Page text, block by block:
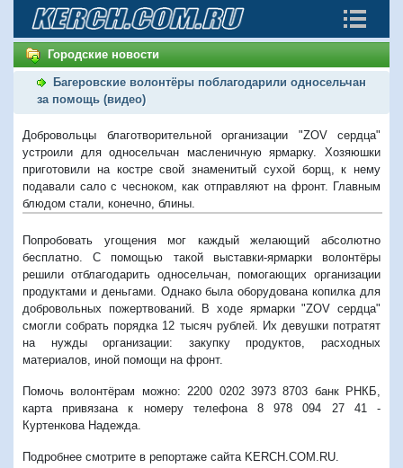
Городские новости
Багеровские волонтёры поблагодарили односельчан
за помощь (видео)
Добровольцы благотворительной организации "ZOV сердца"
устроили для односельчан масленичную ярмарку. Хозяюшки
приготовили на костре свой знаменитый сухой борщ, к нему
подавали сало с чесноком, как отправляют на фронт. Главным
блюдом стали, конечно, блины.
Попробовать угощения мог каждый желающий абсолютно
бесплатно. С помощью такой выставки-ярмарки волонтёры
решили отблагодарить односельчан, помогающих организации
продуктами и деньгами. Однако была оборудована копилка для
добровольных пожертвований. В ходе ярмарки"ZOV сердца"
смогли собрать порядка 12 тысяч рублей. Их девушки потратят
на нужды организации: закупку продуктов, расходных
материалов, иной помощи на фронт.
Помочь волонтёрам можно: 2200 0202 3973 8703 банк РНКБ,
карта привязана к номеру телефона 8 978 094 27 41 -
Куртенкова Надежда.
Подробнее смотрите в репортаже сайта KERCH.COM.RU.